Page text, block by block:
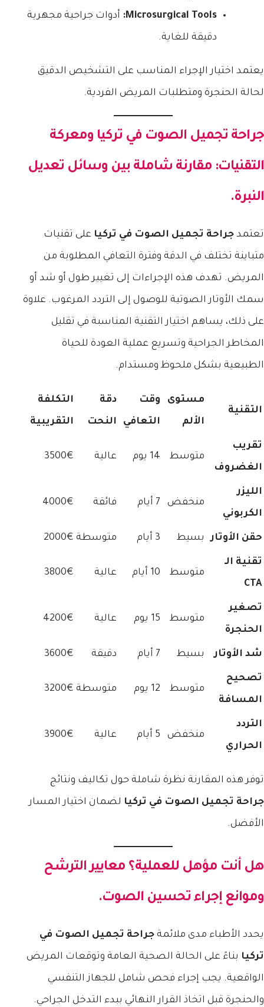
Microsurgical Tools: أدوات جراحية مجهرية
دقيقة للغاية.
يعتمد اختيار الإجراء المناسب على التشخيص الدقيق
لحالة الحنجرة ومتطلبات المريض الفردية.
جراحة تجميل الصوت في تركيا ومعركة
التقنيات: مقارنة شاملة بين وسائل تعديل
النبرة.
تعتمد جراحة تجميل الصوت في تركيا على تقنيات
متباينة تختلف في الدقة وفترة التعافي المطلوبة من
المريض. تهدف هذه الإجراءات إلى تغيير طول أو شد أو
سمك الأوتار الصوتية للوصول إلى التردد المرغوب. علاوة
على ذلك، يساهم اختيار التقنية المناسبة في تقليل
المخاطر الجراحية وتسريع عملية العودة للحياة
الطبيعية بشكل ملحوظ ومستدام.
التقنية
مستوى
الألم
وقت
التعافي
دقة
النحت
التكلفة
التقريبية
تقريب
الغضروف
متوسط 14 يوم عالية 3500€
الليزر
الكربوني
منخفض 7 أيام فائقة 4000€
حقن الأوتار بسيط 3 أيام متوسطة 2000€
تقنية الـ
CTA
متوسط 10 أيام عالية 3800€
تصغير
الحنجرة
متوسط 15 يوم عالية 4200€
شد الأوتار بسيط 7 أيام دقيقة 3600€
تصحيح
المسافة
متوسط 12 يوم متوسطة 3200€
التردد
الحراري
منخفض 5 أيام عالية 3900€
توفر هذه المقارنة نظرة شاملة حول تكاليف ونتائج
جراحة تجميل الصوت في تركيا لضمان اختيار المسار
الأفضل.
هل أنت مؤهل للعملية؟ معايير الترشح
وموانع إجراء تحسين الصوت.
يحدد الأطباء مدى ملائمة جراحة تجميل الصوت في
تركيا بناءً على الحالة الصحية العامة وتوقعات المريض
الواقعية. يجب إجراء فحص شامل للجهاز التنفسي
والحنجرة قبل اتخاذ القرار النهائي ببدء التدخل الجراحي.